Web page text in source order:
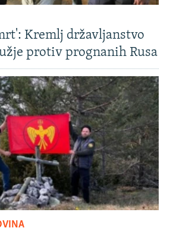
Kremlj državljanstvo
protiv prognanih Rusa